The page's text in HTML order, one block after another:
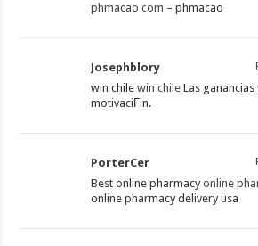
phmacao com – phmacao
Josephblory
win chilewin chile Las
motivaciГіn.
PorterCer
Best online pharmacyonline
online pharmacy delivery usa